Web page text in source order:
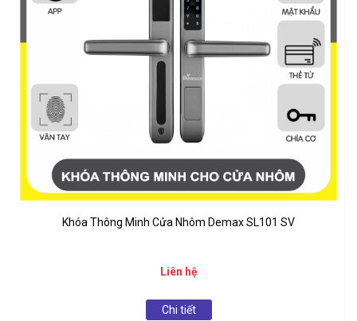
Khóa Thông Minh Cửa Nhôm Demax SL101 SV
Liên hệ
Chi tiết